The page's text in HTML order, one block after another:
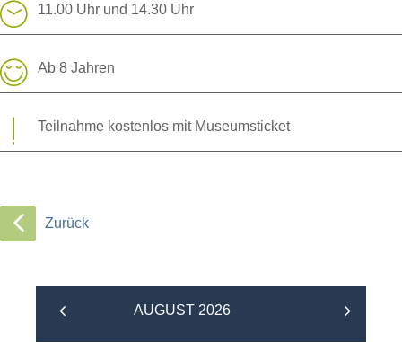
11.00 Uhr und 14.30 Uhr
Ab 8 Jahren
Teilnahme kostenlos mit Museumsticket
Zurück
AUGUST 2026